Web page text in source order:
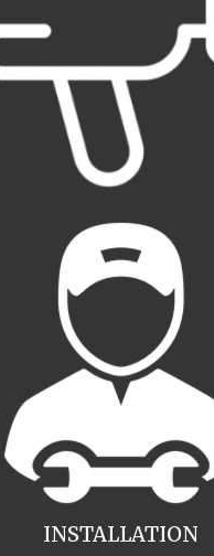
INSTALLATION